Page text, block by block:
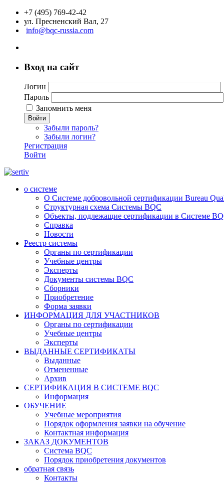
+7 (495) 769-42-42
ул. Пресненский Вал, 27
info@bqc-russia.com
Вход на сайт
Логин
Пароль
Запомнить меня
Войти
Забыли пароль?
Забыли логин?
Регистрация
Войти
о системе
О Системе добровольной сертификации Bureau
Структурная схема Системы BQC
Объекты, подлежащие сертификации в Системе
Справка
Новости
Реестр системы
Органы по сертификации
Учебные центры
Эксперты
Документы системы BQC
Сборники
Приобретение
Форма заявки
ИНФОРМАЦИЯ ДЛЯ УЧАСТНИКОВ
Органы по сертификации
Учебные центры
Эксперты
ВЫДАННЫЕ СЕРТИФИКАТЫ
Выданные
Отмененные
Архив
СЕРТИФИКАЦИЯ В СИСТЕМЕ BQC
Информация
ОБУЧЕНИЕ
Учебные мероприятия
Порядок оформления заявки на обучение
Контактная информация
ЗАКАЗ ДОКУМЕНТОВ
Система BQC
Порядок приобретения документов
обратная связь
Контакты